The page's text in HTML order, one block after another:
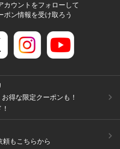
カウントをフォローして
ポン情報を受け取ろう
得な限定クーポンも！
頼もこちらから